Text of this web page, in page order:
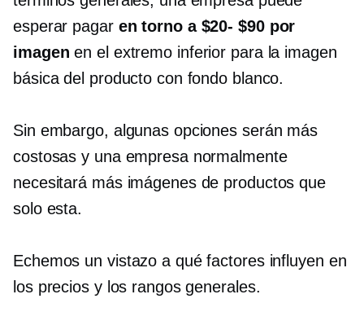
esperar pagar en torno a $20- $90por
imagen en el extremo inferior para la imagen
básica del producto con fondo blanco.
Sin embargo, algunas opciones serán más
costosas y una empresa normalmente
necesitará más imágenes de productos que
solo esta.
Echemos un vistazo a qué factores influyen en
los precios y los rangos generales.